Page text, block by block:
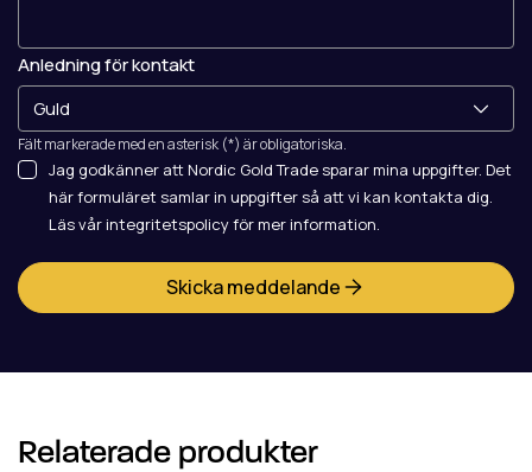
Anledning för kontakt
Fält markerade med en asterisk (*) är obligatoriska.
Jag godkänner att Nordic Gold Trade sparar mina uppgifter. Det
här formuläret samlar in uppgifter så att vi kan kontakta dig.
Läs vår integritetspolicy för mer information.
Skicka meddelande
Relaterade produkter